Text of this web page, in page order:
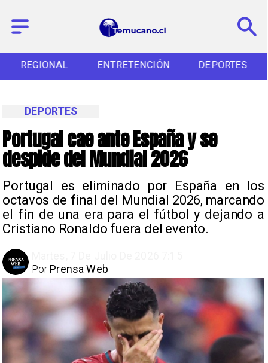
REGIONAL ENTRETENCIÓN DEPORTES
Portugal cae ante España y se
despide del Mundial 2026
Portugal es eliminado por España en los
octavos de final del Mundial 2026, marcando
el fin de una era para el fútbol y dejando a
Cristiano Ronaldo fuera del evento.
DEPORTES
Prensa Web
Por